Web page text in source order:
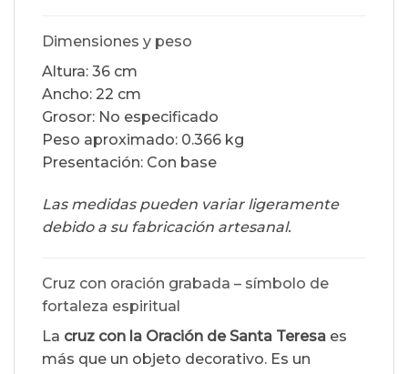
Dimensiones y peso
Altura: 36 cm
Ancho: 22 cm
Grosor: No especificado
Peso aproximado: 0.366 kg
Presentación: Con base
Las medidas pueden variar ligeramente
debido a su fabricación artesanal.
Cruz con oración grabada – símbolo de
fortaleza espiritual
La cruz con la Oración de Santa Teresa es
más que un objeto decorativo. Es un